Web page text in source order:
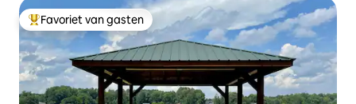
Topfavoriet van gasten
Favoriet van gasten